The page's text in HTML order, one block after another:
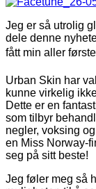
Jeg er så utrolig
dele denne
fått min aller
Urban Skin har
kunne virkelig
Dette er en
som tilbyr
negler, voksing
en Miss Norway-
seg på sitt beste!
Jeg føler meg så